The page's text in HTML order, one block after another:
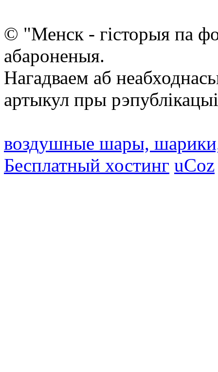
© "Менск - гісторыя па
абароненыя.
Нагадваем аб
артыкул пры
воздушные шары,
Бесплатный хостинг uCoz